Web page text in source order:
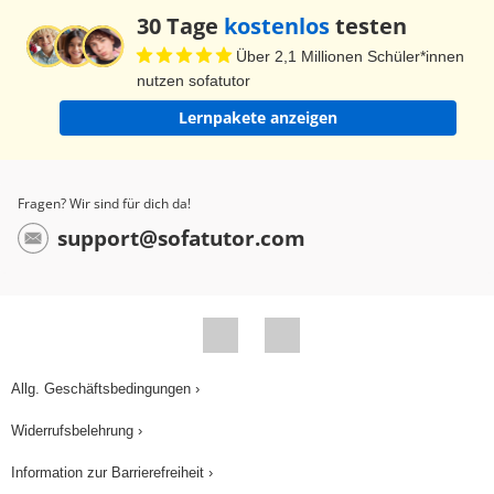
nun ein Parallelogramm, das zu dem auf der Tafel
kongruent ist.und kennzeichne dort nur die
Winkel α und γ. Ich bezeichne nun noch die
Eckpunkte A, B, C und D. Ich verbinde die Punkte
der Strecke BD zerschneidet. Dann erhalten wir
wir das Parallelogramm, wenn ich es aber
deckungsgleiche Dreiecke, und die Winkel α und
beiden Dreiecke kongruent. Ich lege aus ihnen
wieder das Parallelogramm zusammen. Wir
30 Tage kostenlostesten
Über 2,1 Millionen Schüler*innen
nutzen sofatutor
Lernpakete anzeigen
Fragen? Wir sind für dich da!
support@sofatutor.com
Allg. Geschäftsbedingungen ›
Widerrufsbelehrung ›
Information zur Barrierefreiheit ›